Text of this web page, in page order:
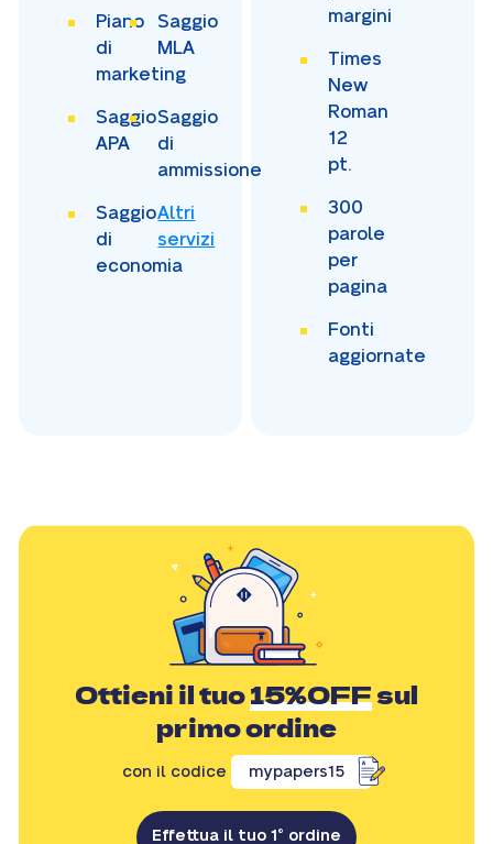
Piano
di
marketing
Saggio
MLA
Saggio
APA
Saggio
di
ammissione
Saggio
di
economia
Altri
servizi
margini
Times
New
Roman
12
pt.
300
parole
per
pagina
Fonti
aggiornate
Ottieni il tuo15%OFFsul
primo ordine
con il codice mypapers15
Effettua il tuo 1° ordine